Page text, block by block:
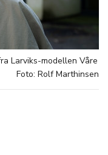
Larviks-modellen Våre
Foto: Rolf Marthinsen